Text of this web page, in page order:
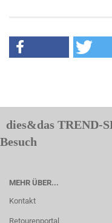
dies&das TREND-
Besuch
MEHR ÜBER...
Kontakt
Retourenportal